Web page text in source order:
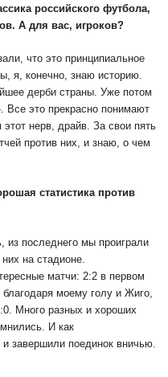
российского футбола,
А для вас, игроков?
что это принципиальное
я, конечно, знаю историю.
дерби страны. Уже потом
это прекрасно понимают
нерв, драйв. За свои пять
против них, и знаю, о чем
статистика против
из последнего мы проиграли
на стадионе.
матчи: 2:2 в первом
благодаря моему голу и Жиго,
Много разных и хороших
И как
завершили поединок вничью.